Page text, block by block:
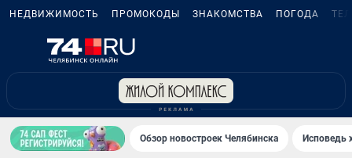
НЕДВИЖИМОСТЬ ПРОМОКОДЫ ЗНАКОМСТВА ПОГОДА
Обзор новостроек Челябинска Исповедь